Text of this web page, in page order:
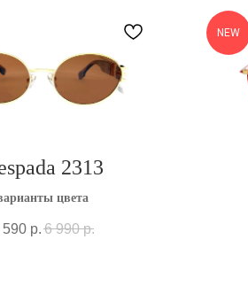
2313
цвета
590 р. 6 990 р.
NEW